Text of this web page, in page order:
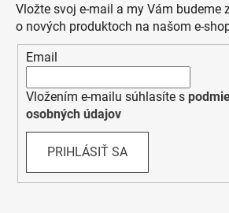
Vložte svoj e-mail a my Vám budeme
o nových produktoch na našom e-
Email
Vložením e-mailu súhlasíte s
osobných údajov
PRIHLÁSIŤ SA